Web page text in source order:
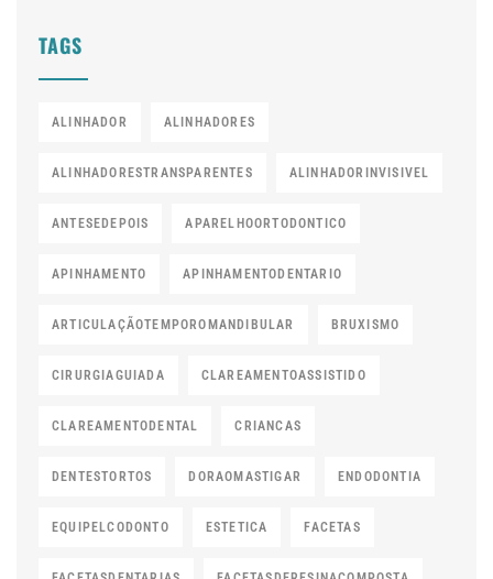
TAGS
ALINHADOR ALINHADORES
ALINHADORESTRANSPARENTES ALINHADORINVISIVEL
ANTESEDEPOIS APARELHOORTODONTICO
APINHAMENTO APINHAMENTODENTARIO
ARTICULAÇÃOTEMPOROMANDIBULAR BRUXISMO
CIRURGIAGUIADA CLAREAMENTOASSISTIDO
CLAREAMENTODENTAL CRIANCAS
DENTESTORTOS DORAOMASTIGAR ENDODONTIA
EQUIPELCODONTO ESTETICA FACETAS